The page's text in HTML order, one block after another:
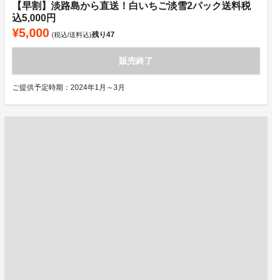
【早割】淡路島から直送！白いちご淡雪2パック送料税
込5,000円
¥5,000 (税込/送料込)残り47
販売終了
ご提供予定時期：2024年1月～3月